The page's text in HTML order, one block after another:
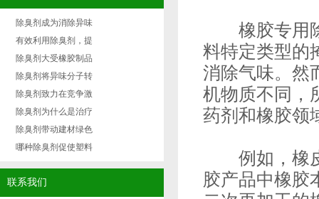
除臭剂成为消除异味
有效利用除臭剂，提
除臭剂大受橡胶制品
除臭剂将异味分子转
除臭剂致力在竞争激
除臭剂为什么是治疗
除臭剂带动建材绿色
哪种除臭剂促使塑料
联系我们
橡胶专用除
料特定类型的
消除气味。然
机物质不同，
药剂和橡胶领
例如，橡皮
胶产品中橡胶